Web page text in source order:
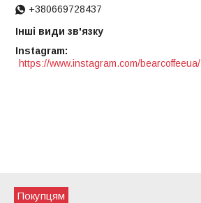
+380669728437
Інші види зв'язку
Instagram
https://www.instagram.com/bearcoffeeua/
Покупцям